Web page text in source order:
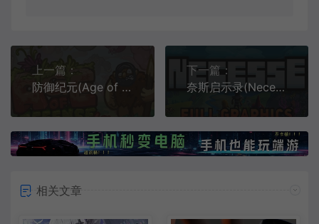
上一篇：
防御纪元(Age of Defense)简中|PC|SLG|卡通策略塔防游戏
下一篇：
奈斯启示录(Necesse)复古像素沙盒动作冒险游戏|下载
相关文章